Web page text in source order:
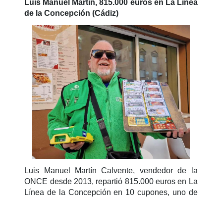
Luis Manuel Martín, 815.000 euros en La Línea
de la Concepción (Cádiz)
Luis Manuel Martín Calvente, vendedor de la
ONCE desde 2013, repartió 815.000 euros en La
Línea de la Concepción en 10 cupones, uno de